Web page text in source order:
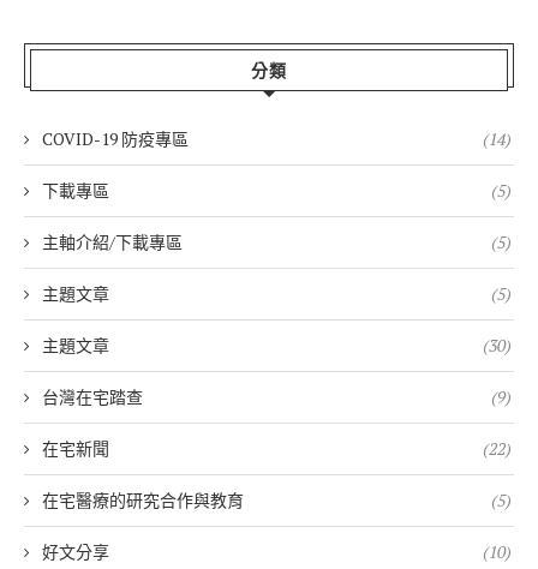
分類
COVID-19 防疫專區 (14)
下載專區 (5)
主軸介紹/下載專區 (5)
主題文章 (5)
主題文章 (30)
台灣在宅踏查 (9)
在宅新聞 (22)
在宅醫療的研究合作與教育 (5)
好文分享 (10)